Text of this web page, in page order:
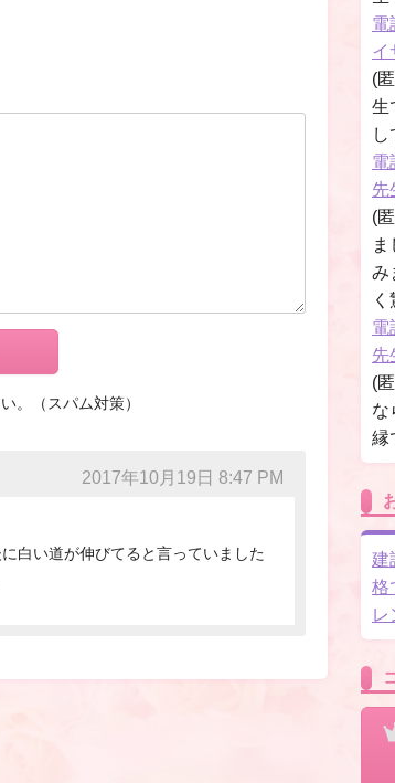
。（スパム対策）
2017年10月19日 8:47 PM
白い道が伸びてると言っていました
電
イ
(
生
電
先
(
み
電
先
(
な
縁
建
格
レ